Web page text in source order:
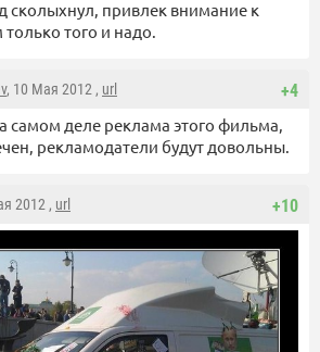
сколыхнул, привлек внимание к
только того и надо.
+4
, 10 Мая 2012 , url
самом деле реклама этого фильма,
рекламодатели будут довольны.
+10
2012 , url